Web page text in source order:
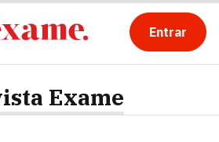
Entrar
Exame